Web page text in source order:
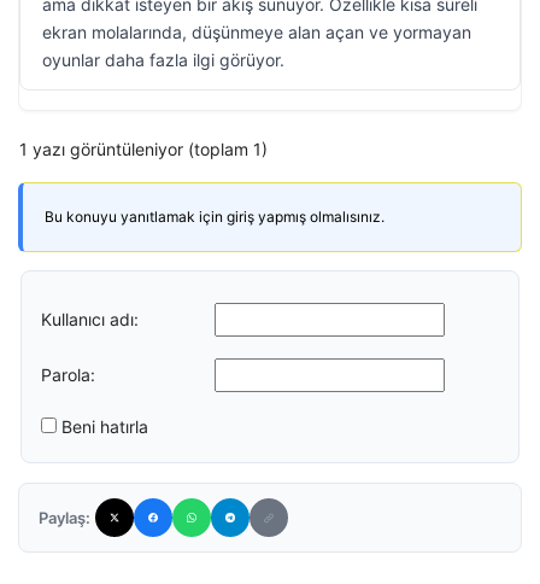
ama dikkat isteyen bir akış sunuyor. Özellikle kısa süreli
ekran molalarında, düşünmeye alan açan ve yormayan
oyunlar daha fazla ilgi görüyor.
1 yazı görüntüleniyor (toplam 1)
Bu konuyu yanıtlamak için giriş yapmış olmalısınız.
Kullanıcı adı:
Parola:
Beni hatırla
Paylaş: